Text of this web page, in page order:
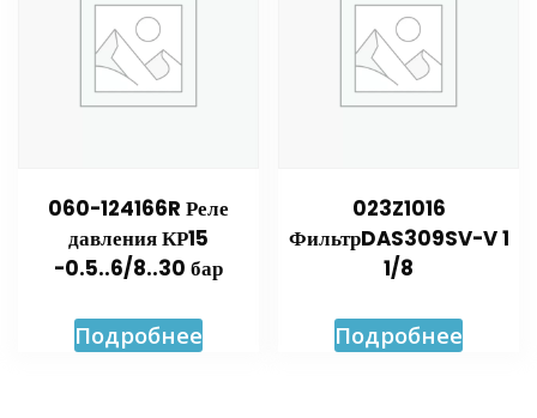
060-124166R Реле
давления КР15
-0.5..6/8..30 бар
Подробнее
023Z1016
ФильтрDAS309SV-V 1
1/8
Подробнее